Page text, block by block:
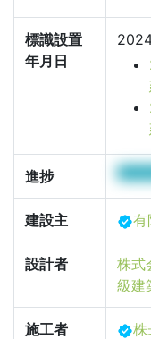
標識設置
年月日
進捗
建設主
有
設計者
株式
級建
施工者 株